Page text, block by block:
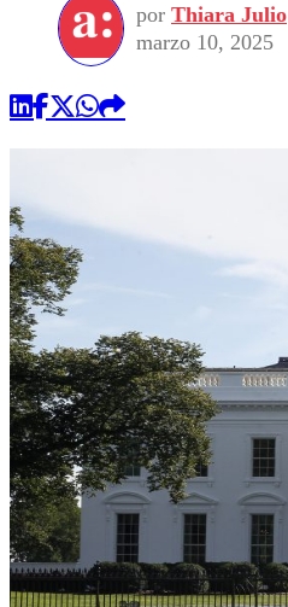
por Thiara Julio
marzo 10, 2025